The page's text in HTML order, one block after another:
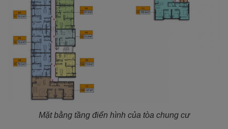
Mặt bằng tầng điển hình của tòa chung cư